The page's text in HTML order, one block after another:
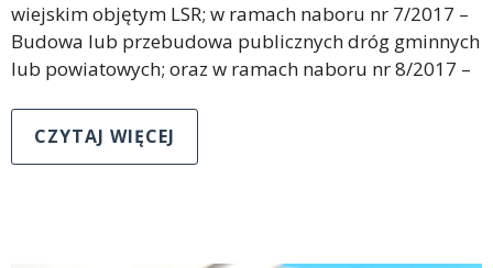
wiejskim objętym LSR; w ramach naboru nr 7/2017 –
Budowa lub przebudowa publicznych dróg gminnych
lub powiatowych; oraz w ramach naboru nr 8/2017 –
CZYTAJ WIĘCEJ